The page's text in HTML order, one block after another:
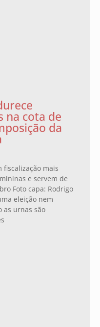
na cota de
da
fiscalização mais
e servem de
Foto capa: Rodrigo
eleição nem
as urnas são